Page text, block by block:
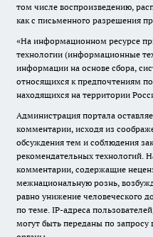
том числе воспроизведению,
как с письменного разрешения
«На информационном ресурсе
технологии (информационные
информации на основе сбора,
относящихся к предпочтениям
находящихся на территории
Администрация портала
комментарии, исходя из
обсуждения тем и соблюдения
рекомендательных технологий.
комментарии, содержащие
межнациональную рознь,
равно унижение человеческого
по теме. IP-адреса
могут быть переданы по